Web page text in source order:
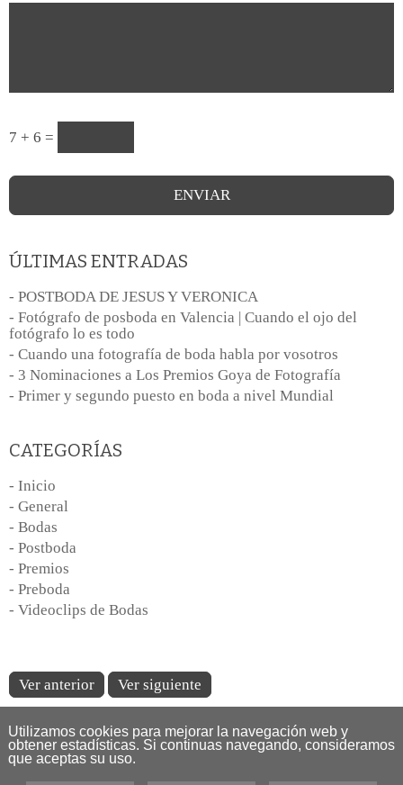
7 + 6 =
ÚLTIMAS ENTRADAS
- POSTBODA DE JESUS Y VERONICA
- Fotógrafo de posboda en Valencia | Cuando el ojo del
fotógrafo lo es todo
- Cuando una fotografía de boda habla por vosotros
- 3 Nominaciones a Los Premios Goya de Fotografía
- Primer y segundo puesto en boda a nivel Mundial
CATEGORÍAS
- Inicio
- General
- Bodas
- Postboda
- Premios
- Preboda
- Videoclips de Bodas
Ver anterior Ver siguiente
Utilizamos cookies para mejorar la navegación web y
obtener estadísticas. Si continuas navegando, consideramos
que aceptas su uso.